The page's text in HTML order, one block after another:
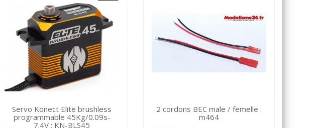
Servo Konect Elite brushless
programmable 45Kg/0.09s-
7.4V : KN-BLS45
2 cordons BEC male / femelle :
m464